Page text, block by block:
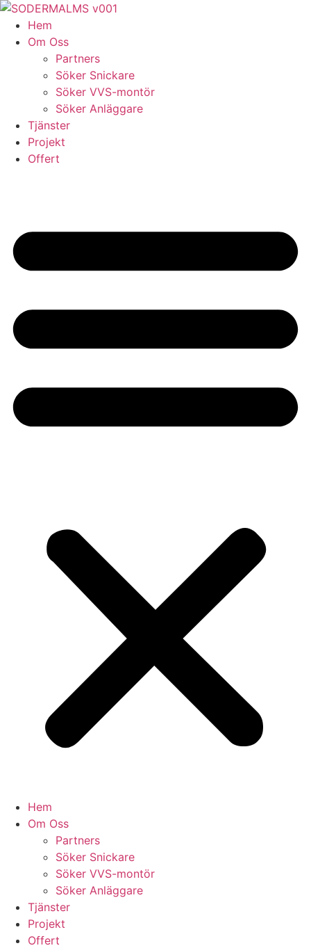
Skip
content
Hem
Om Oss
Partners
Söker Snickare
Söker VVS-montör
Söker Anläggare
Tjänster
Projekt
Offert
Hem
Om Oss
Partners
Söker Snickare
Söker VVS-montör
Söker Anläggare
Tjänster
Projekt
Offert